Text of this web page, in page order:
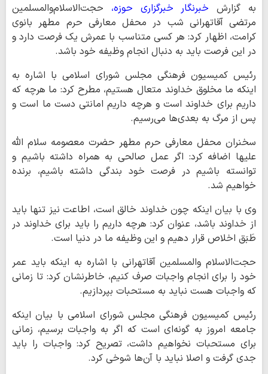
به گزارش خبرنگار خبرگزاری حوزه، حجت‌الاسلام‌والمسلمین
مرتضی آقاتهرانی شب در محفل معارفی حرم مطهر بانوی
کرامت، اظهار کرد: هر کسی متناسب با عمرش یک فرصت دارد و
در این فرصت باید به دنبال انجام وظیفه خود باشد.
رئیس کمیسیون فرهنگی مجلس شورای اسلامی با اشاره به
اینکه ما مخلوق خداوند متعال هستیم، مطرح کرد: ما هرچه که
داریم برای خداوند است و هرچه داریم امانتی دست ما است و
پس از مرگ به بعدی‌ها می‌رسیم.
سخنران محفل معارفی حرم مطهر حضرت معصومه سلام الله
علیها اضافه کرد: اگر عمل صالحی به همراه داشته باشیم و
توانسته باشیم در فرصت خود بندگی داشته باشیم، برنده
خواهیم شد.
وی با بیان اینکه چون خداوند خالق است، اطاعت نیز تنها باید
از خداوند باشد، عنوان کرد: هرچه داریم را باید برای خداوند در
طَبَق اخلاص قرار دهیم و این وظیفه ما در دنیا است.
حجت‌الاسلام والمسلمین آقاتهرانی با اشاره به اینکه باید عمر
خود را برای انجام واجبات صرف کنیم، خاطرنشان کرد: تا زمانی
که واجبات هست نباید به مستحبات بپردازیم.
رئیس کمیسیون فرهنگی مجلس شورای اسلامی با بیان اینکه
جامعه امروز به گونه‌ای است که اگر به واجبات برسیم، زمانی
برای مستحبات نخواهیم داشت، تصریح کرد: واجبات را باید
جدی گرفت و اصلا نباید با آن‌ها شوخی کرد.